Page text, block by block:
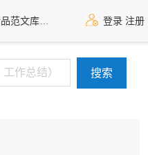
范文库 15号文库 登录 注册